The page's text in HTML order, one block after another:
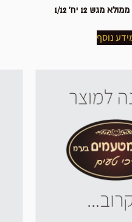
מגש 12 יח' 1/12
נוסף